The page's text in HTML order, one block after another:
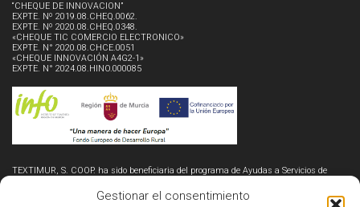
Gestionar el consentimiento
“CHEQUE DE INNOVACION”
EXPTE. Nº 2019.08.CHEQ.0062.
EXPTE. Nº 2020.08.CHEQ.0348.
«CHEQUE TIC COMERCIO ELECTRONICO»
EXPTE. N° 2020.08.CHCE.0051
«CHEQUE INNOVACIÓN A4G2-1»
EXPTE. N° 2024.08.HINO.000085
TEXTIMUR, S. COOP. ha sido beneficiaria del programa de Ayudas a Servicios de
Instituto de Fomento de la Región de Murcia y cofinanciado por el Fondo Europeo de
Desarrollo Regional (FEDER), cuyo objetivo es optimizar los procesos productivos